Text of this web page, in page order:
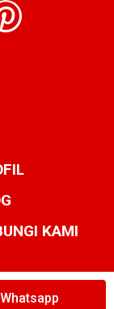
KAMI
Whatsapp